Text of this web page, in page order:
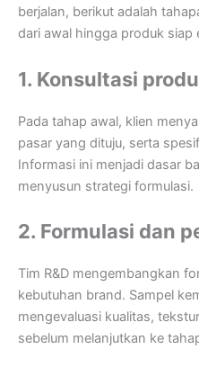
berjalan, berikut adalah
dari awal hingga produk siap
1. Konsultasi
Pada tahap awal, klien
pasar yang dituju, serta
Informasi ini menjadi dasar
menyusun strategi formulasi.
2. Formulasi dan
Tim R&D mengembangkan
kebutuhan brand. Sampel
mengevaluasi kualitas,
sebelum melanjutkan ke